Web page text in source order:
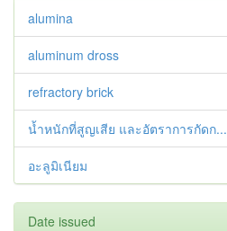
alumina
aluminum dross
refractory brick
น้ำหนักที่สูญเสีย และอัตราการกัดก...
อะลูมิเนียม
Date issued